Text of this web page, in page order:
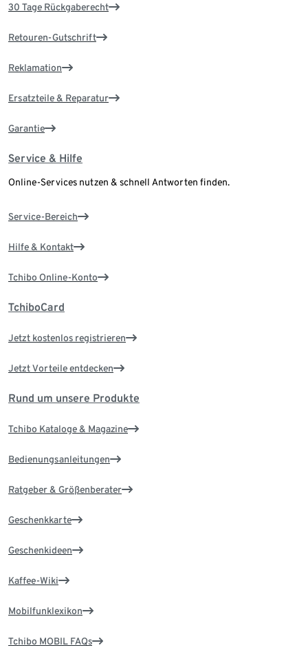
30 Tage Rückgaberecht
Retouren-Gutschrift
Reklamation
Ersatzteile & Reparatur
Garantie
Service & Hilfe
Online-Services nutzen & schnell Antworten finden.
Service-Bereich
Hilfe & Kontakt
Tchibo Online-Konto
TchiboCard
Jetzt kostenlos registrieren
Jetzt Vorteile entdecken
Rund um unsere Produkte
Tchibo Kataloge & Magazine
Bedienungsanleitungen
Ratgeber & Größenberater
Geschenkkarte
Geschenkideen
Kaffee-Wiki
Mobilfunklexikon
Tchibo MOBIL FAQs